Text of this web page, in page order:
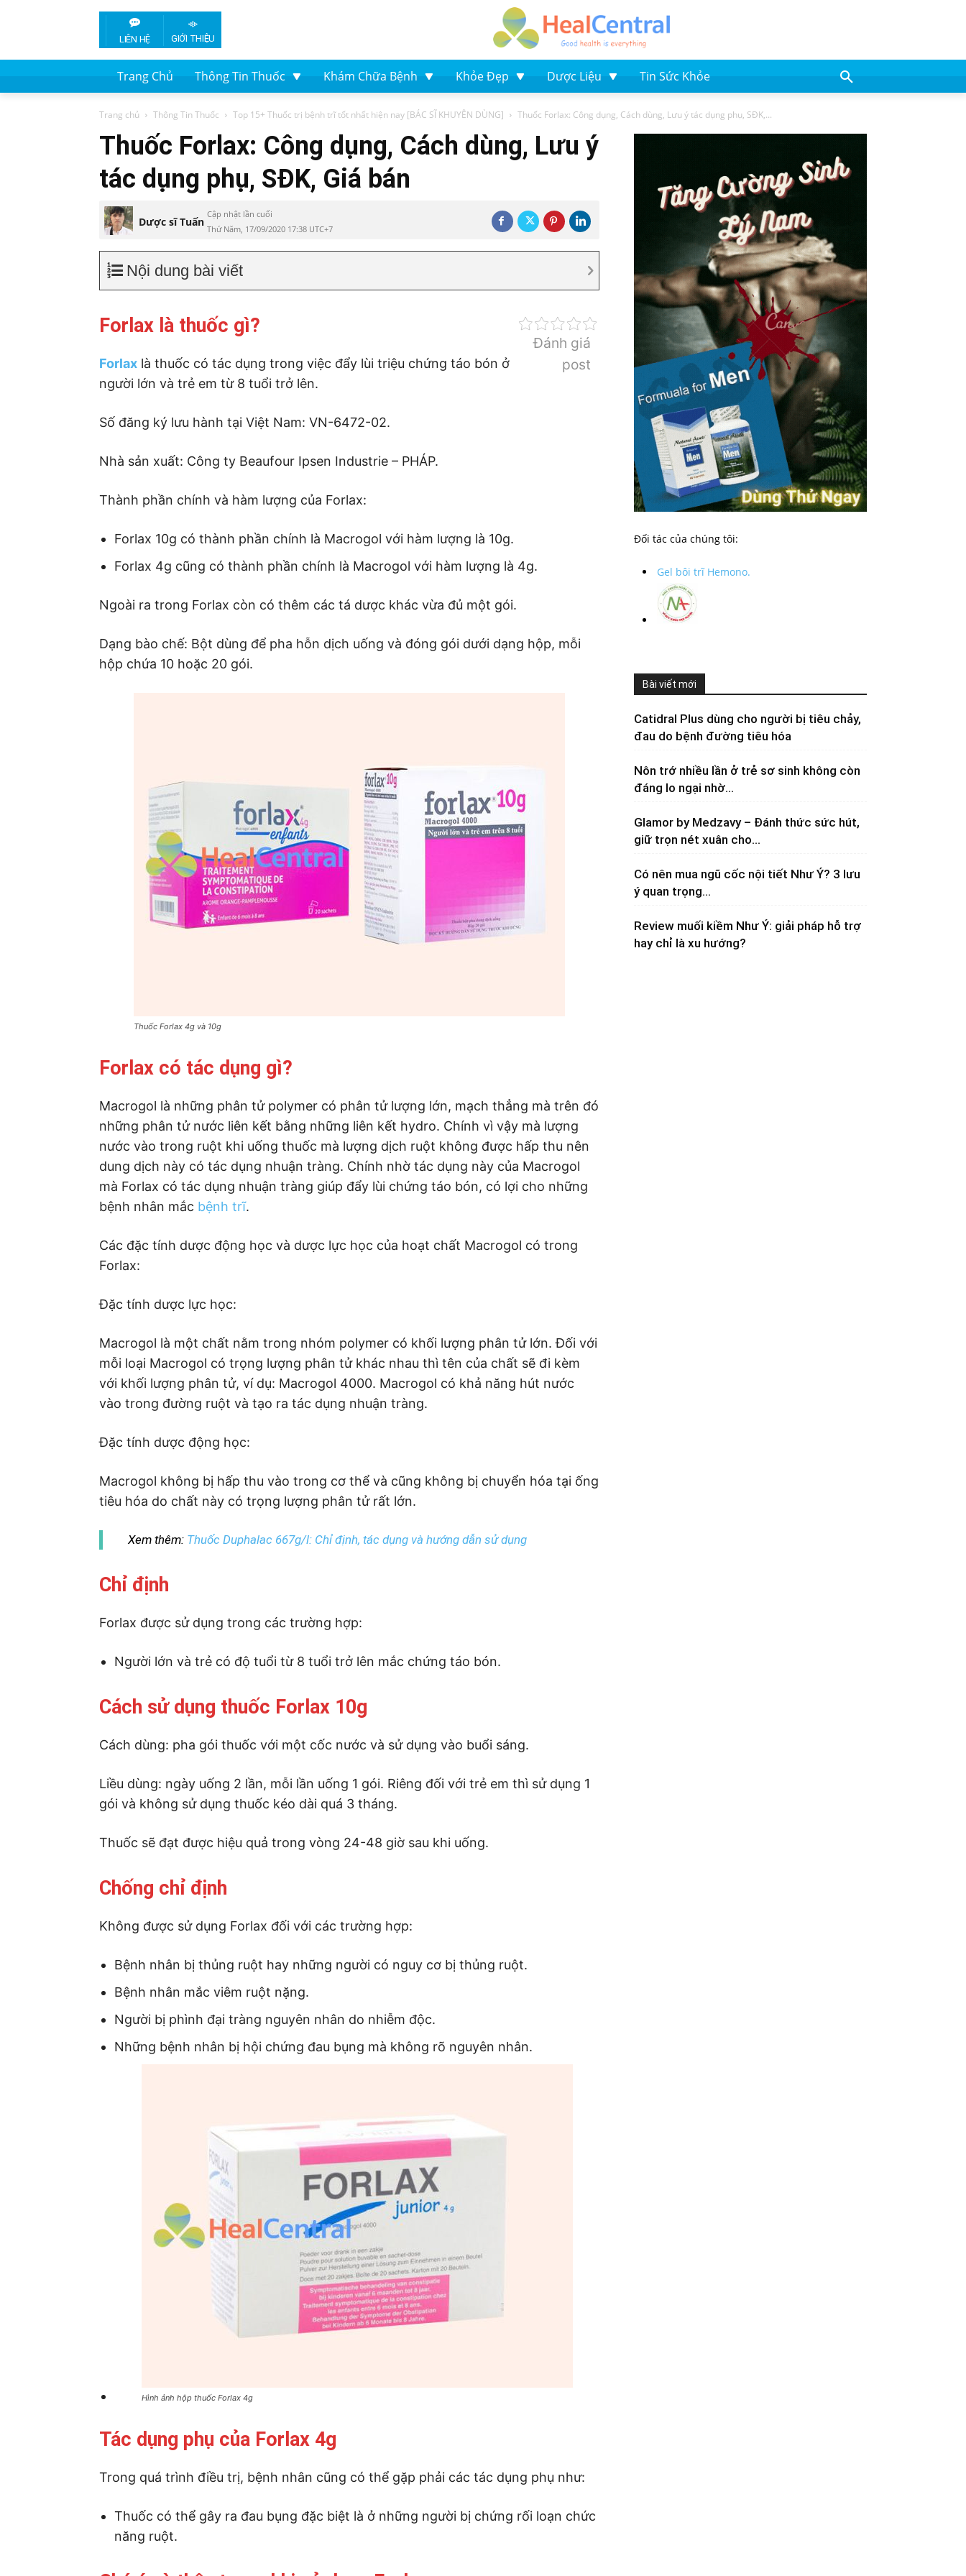
LIÊN HỆ GIỚI THIỆU
Trang Chủ Thông Tin Thuốc Khám Chữa Bệnh Khỏe Đẹp Dược Liệu Tin Sức Khỏe
Trang chủ Thông Tin Thuốc Top 15+ Thuốc trị bệnh trĩ tốt nhất hiện nay [BÁC SĨ KHUYÊN DÙNG] Thuốc Forlax: Công dụng, Cách dùng, Lưu ý tác dụng phụ, SĐK,...
Thuốc Forlax: Công dụng, Cách dùng, Lưu ý
tác dụng phụ, SĐK, Giá bán
Dược sĩ Tuấn
Cập nhật lần cuối
Thứ Năm, 17/09/2020 17:38 UTC+7
Nội dung bài viết
Đánh giá
post
Forlax là thuốc gì?
Forlax là thuốc có tác dụng trong việc đẩy lùi triệu chứng táo bón ở
người lớn và trẻ em từ 8 tuổi trở lên.
Số đăng ký lưu hành tại Việt Nam: VN-6472-02.
Nhà sản xuất: Công ty Beaufour Ipsen Industrie – PHÁP.
Thành phần chính và hàm lượng của Forlax:
Forlax 10g có thành phần chính là Macrogol với hàm lượng là 10g.
Forlax 4g cũng có thành phần chính là Macrogol với hàm lượng là 4g.
Ngoài ra trong Forlax còn có thêm các tá dược khác vừa đủ một gói.
Dạng bào chế: Bột dùng để pha hỗn dịch uống và đóng gói dưới dạng hộp, mỗi
hộp chứa 10 hoặc 20 gói.
Thuốc Forlax 4g và 10g
Forlax có tác dụng gì?
Macrogol là những phân tử polymer có phân tử lượng lớn, mạch thẳng mà trên đó
những phân tử nước liên kết bằng những liên kết hydro. Chính vì vậy mà lượng
nước vào trong ruột khi uống thuốc mà lượng dịch ruột không được hấp thu nên
dung dịch này có tác dụng nhuận tràng. Chính nhờ tác dụng này của Macrogol
mà Forlax có tác dụng nhuận tràng giúp đẩy lùi chứng táo bón, có lợi cho những
bệnh nhân mắc bệnh trĩ.
Các đặc tính dược động học và dược lực học của hoạt chất Macrogol có trong
Forlax:
Đặc tính dược lực học:
Macrogol là một chất nằm trong nhóm polymer có khối lượng phân tử lớn. Đối với
mỗi loại Macrogol có trọng lượng phân tử khác nhau thì tên của chất sẽ đi kèm
với khối lượng phân tử, ví dụ: Macrogol 4000. Macrogol có khả năng hút nước
vào trong đường ruột và tạo ra tác dụng nhuận tràng.
Đặc tính dược động học:
Macrogol không bị hấp thu vào trong cơ thể và cũng không bị chuyển hóa tại ống
tiêu hóa do chất này có trọng lượng phân tử rất lớn.
Xem thêm: Thuốc Duphalac 667g/l: Chỉ định, tác dụng và hướng dẫn sử dụng
Chỉ định
Forlax được sử dụng trong các trường hợp:
Người lớn và trẻ có độ tuổi từ 8 tuổi trở lên mắc chứng táo bón.
Cách sử dụng thuốc Forlax 10g
Cách dùng: pha gói thuốc với một cốc nước và sử dụng vào buổi sáng.
Liều dùng: ngày uống 2 lần, mỗi lần uống 1 gói. Riêng đối với trẻ em thì sử dụng 1
gói và không sử dụng thuốc kéo dài quá 3 tháng.
Thuốc sẽ đạt được hiệu quả trong vòng 24-48 giờ sau khi uống.
Chống chỉ định
Không được sử dụng Forlax đối với các trường hợp:
Bệnh nhân bị thủng ruột hay những người có nguy cơ bị thủng ruột.
Bệnh nhân mắc viêm ruột nặng.
Người bị phình đại tràng nguyên nhân do nhiễm độc.
Những bệnh nhân bị hội chứng đau bụng mà không rõ nguyên nhân.
Hình ảnh hộp thuốc Forlax 4g
Tác dụng phụ của Forlax 4g
Trong quá trình điều trị, bệnh nhân cũng có thể gặp phải các tác dụng phụ như:
Thuốc có thể gây ra đau bụng đặc biệt là ở những người bị chứng rối loạn chức
năng ruột.
Đối tác của chúng tôi:
Gel bôi trĩ Hemono.
Bài viết mới
Catidral Plus dùng cho người bị tiêu chảy,
đau do bệnh đường tiêu hóa
Nôn trớ nhiều lần ở trẻ sơ sinh không còn
đáng lo ngại nhờ...
Glamor by Medzavy – Đánh thức sức hút,
giữ trọn nét xuân cho...
Có nên mua ngũ cốc nội tiết Như Ý? 3 lưu
ý quan trọng...
Review muối kiềm Như Ý: giải pháp hỗ trợ
hay chỉ là xu hướng?